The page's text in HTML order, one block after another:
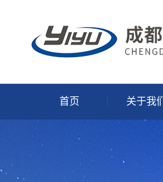
首页 关于我们